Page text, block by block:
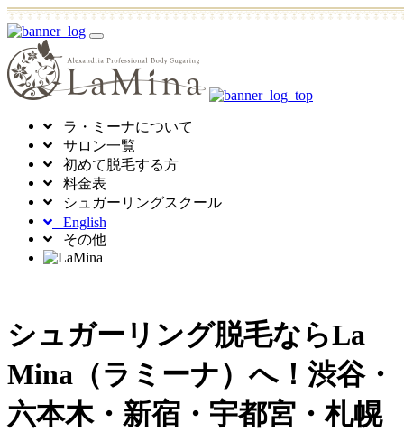
toggle
navigation
ラ・ミーナについて
サロン一覧
初めて脱毛する方
料金表
シュガーリングスクール
English
その他
シュガーリング脱毛ならLa
Mina（ラミーナ）へ！渋谷・
六本木・新宿・宇都宮・札幌